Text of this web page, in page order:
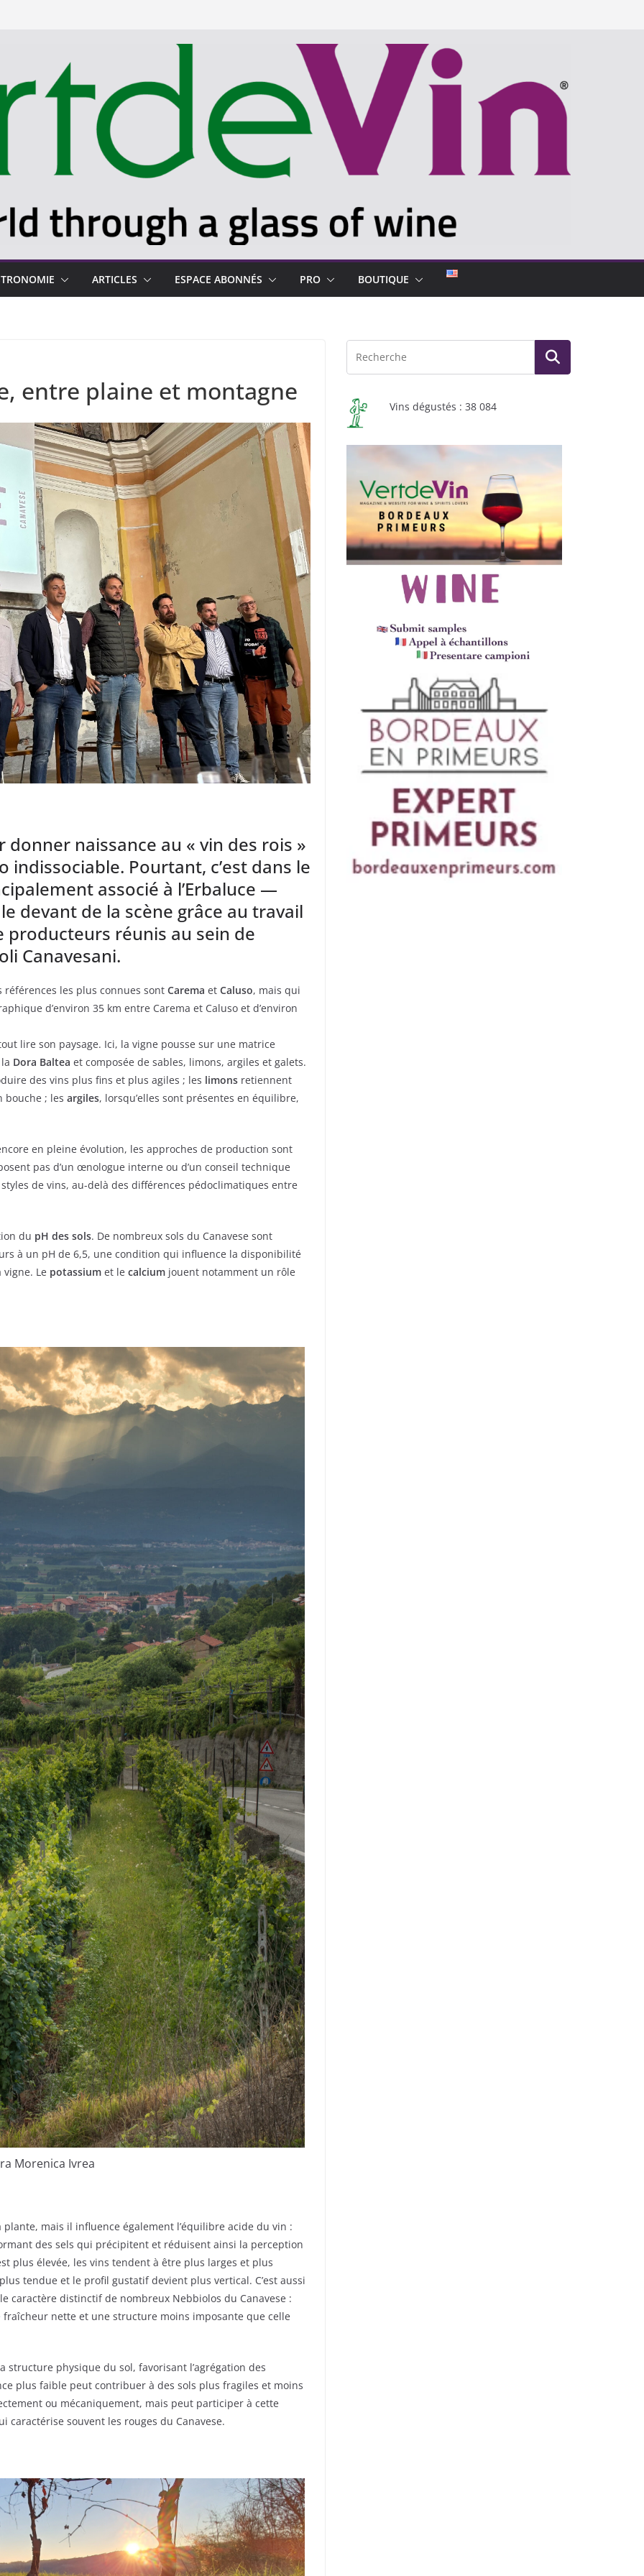
ARTICLES ESPACE ABONNÉS PRO BOUTIQUE
entre plaine et montagne
naissance au « vin des rois »
Pourtant, c’est dans le
associé à l’Erbaluce —
devant de la scène grâce au travail
producteurs réunis au sein de
Canavesani.
références les plus connues sont Carema et Caluso, mais qui
d’environ 35 km entre Carema et Caluso et d’environ
lire son paysage. Ici, la vigne pousse sur une matrice
Dora Baltea et composée de sables, limons, argiles et galets.
des vins plus fins et plus agiles ; les limons retiennent
bouche ; les argiles, lorsqu’elles sont présentes en équilibre,
en pleine évolution, les approches de production sont
pas d’un œnologue interne ou d’un conseil technique
de vins, au-delà des différences pédoclimatiques entre
du pH des sols. De nombreux sols du Canavese sont
à un pH de 6,5, une condition qui influence la disponibilité
Le potassium et le calcium jouent notamment un rôle
Morenica Ivrea
mais il influence également l’équilibre acide du vin :
des sels qui précipitent et réduisent ainsi la perception
plus élevée, les vins tendent à être plus larges et plus
tendue et le profil gustatif devient plus vertical. C’est aussi
caractère distinctif de nombreux Nebbiolos du Canavese :
nette et une structure moins imposante que celle
physique du sol, favorisant l’agrégation des
plus faible peut contribuer à des sols plus fragiles et moins
ou mécaniquement, mais peut participer à cette
caractérise souvent les rouges du Canavese.
Vins dégustés : 38 084